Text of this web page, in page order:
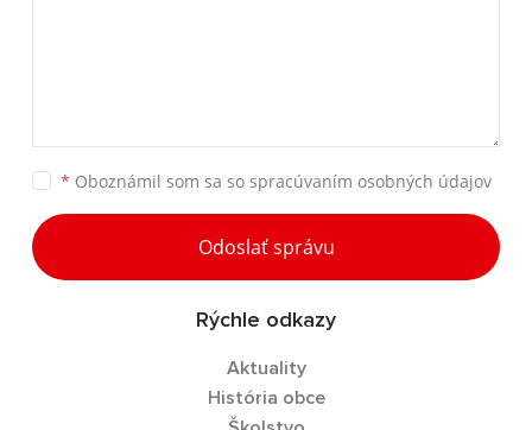
* Oboznámil som sa so spracúvaním osobných údajov
Odoslať správu
Rýchle odkazy
Aktuality
História obce